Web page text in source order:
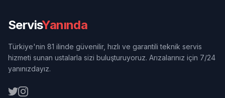
ServisYanında
Türkiye'nin 81 ilinde güvenilir, hızlı ve garantili teknik servis
hizmeti sunan ustalarla sizi buluşturuyoruz. Arızalarınız için 7/24
yanınızdayız.